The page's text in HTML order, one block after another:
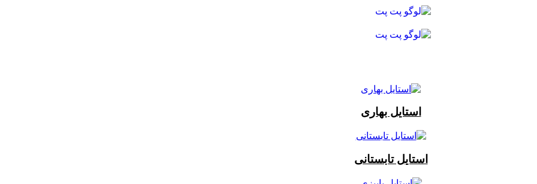
استایل بهاری
استایل تابستانی